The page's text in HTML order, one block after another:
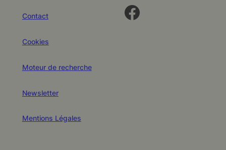
Contact
Cookies
Moteur de recherche
Newsletter
Mentions Légales
Facebook